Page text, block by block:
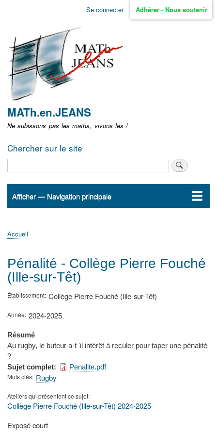
Aller
non
identifié
Se connecter Adhérer - Nous soutenir
MATh.en.JEANS
Ne subissons pas les maths, vivons les !
Chercher sur le site
Navigation
Afficher — Navigation principale
Accueil
ActualitésMATh.en.JEANS ?
Régions et Ateliers
Créer, gérer un atelier
Sujets/Publications
Congrès
d'Ariane
Accueil
Pénalité - Collège Pierre Fouché
(Ille-sur-Têt)
Établissement Collège Pierre Fouché (Ille-sur-Têt)
Année 2024-2025
Résumé
Au rugby, le buteur a-t 'il intérêt à reculer pour taper une pénalité
?
Sujet complet
Penalite.pdf
Mots clés Rugby
Ateliers qui présentent ce sujet
Collège Pierre Fouché (Ille-sur-Têt) 2024-2025
Type
Exposé court